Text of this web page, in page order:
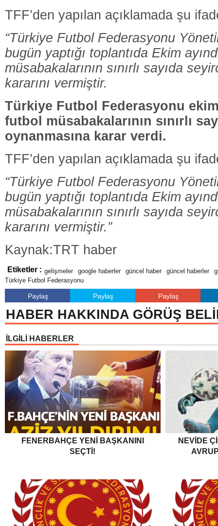
TFF’den yapılan açıklamada şu
“Türkiye Futbol Federasyonu
bugün yaptığı toplantıda Ekim
müsabakalarının sınırlı sayıda
kararını vermiştir.
Türkiye Futbol Federasyonu
futbol müsabakalarının sınırlı
oynanmasına karar verdi.
TFF’den yapılan açıklamada şu
“Türkiye Futbol Federasyonu
bugün yaptığı toplantıda Ekim
müsabakalarının sınırlı sayıda
kararını vermiştir.”
Kaynak:TRT haber
Etiketler : gelişmeler google haberler güncel haber güncel haberler
Türkiye Futbol Federasyonu
Paylaş Paylaş Paylaş
HABER HAKKINDA GÖRÜŞ
İLGİLİ HABERLER
FENERBAHÇE YENI BAŞKANINI
SEÇTI!
NEVIDE